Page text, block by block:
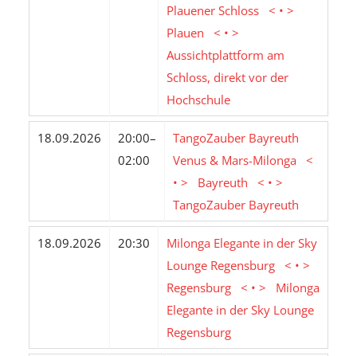
Plauener Schloss < • >
Plauen < • >
Aussichtplattform am
Schloss, direkt vor der
Hochschule
18.09.2026
20:00–
02:00
TangoZauber Bayreuth
Venus & Mars-Milonga <
• > Bayreuth < • >
TangoZauber Bayreuth
18.09.2026 20:30
Milonga Elegante in der Sky
Lounge Regensburg < • >
Regensburg < • > Milonga
Elegante in der Sky Lounge
Regensburg